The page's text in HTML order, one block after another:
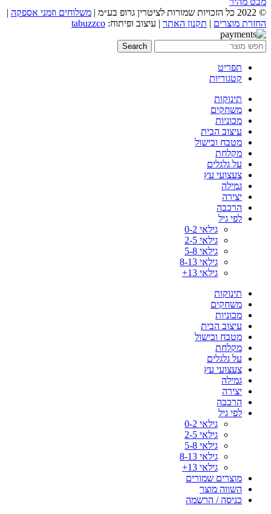
© 2022 כל הזכויות שמורות לציטרין גרופ בע״מ |
משלוחים וזמני אספקה |
החזרת מוצרים | תקנון האתר | עיצוב ופיתוח: tabuzzco
Search
תפריט
קטגוריות
תינוקות
משחקים
מכוניות
עיצוב הבית
מטבח ובישול
מקלחת
על גלגלים
צעצועי עץ
גמילה
יצירה
הרכבה
לפי גיל
גילאי 0-2
גילאי 2-5
גילאי 5-8
גילאי 8-13
גילאי 13+
תינוקות
משחקים
מכוניות
עיצוב הבית
מטבח ובישול
מקלחת
על גלגלים
צעצועי עץ
גמילה
יצירה
הרכבה
לפי גיל
גילאי 0-2
גילאי 2-5
גילאי 5-8
גילאי 8-13
גילאי 13+
מוצרים שמורים
השווה מוצר
כניסה / הרשמה